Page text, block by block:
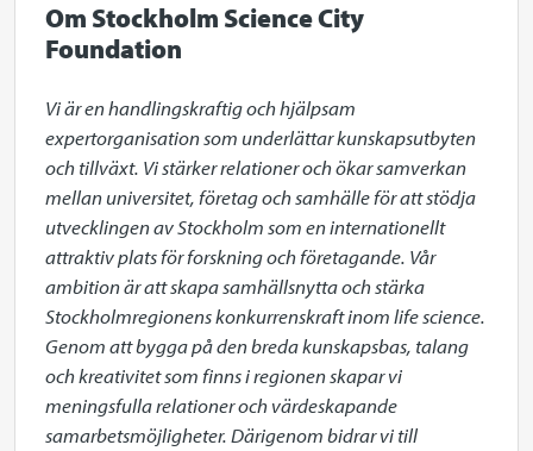
Om Stockholm Science City
Foundation
Vi är en handlingskraftig och hjälpsam
expertorganisation som underlättar kunskapsutbyten
och tillväxt. Vi stärker relationer och ökar samverkan
mellan universitet, företag och samhälle för att stödja
utvecklingen av Stockholm som en internationellt
attraktiv plats för forskning och företagande. Vår
ambition är att skapa samhällsnytta och stärka
Stockholmregionens konkurrenskraft inom life science.
Genom att bygga på den breda kunskapsbas, talang
och kreativitet som finns i regionen skapar vi
meningsfulla relationer och värdeskapande
samarbetsmöjligheter. Därigenom bidrar vi till